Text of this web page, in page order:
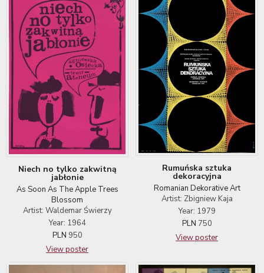
Niech no tylko zakwitną
jabłonie
As Soon As The Apple Trees
Blossom
Artist: Waldemar Świerzy
Year: 1964
PLN 950
View poster
Rumuńska sztuka
dekoracyjna
Romanian Dekorative Art
Artist: Zbigniew Kaja
Year: 1979
PLN 750
View poster